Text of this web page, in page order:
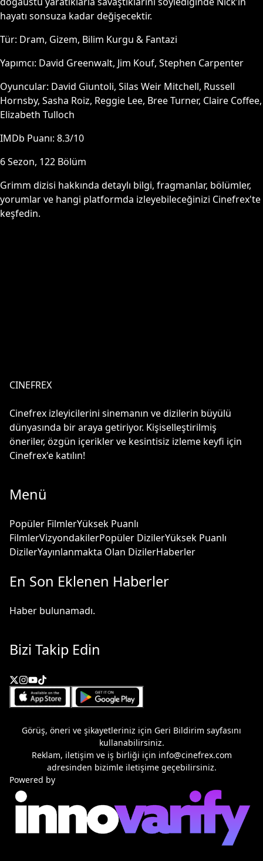
hayatı sonsuza kadar değişecektir.
Tür: Dram, Gizem, Bilim Kurgu & Fantazi
Yapımcı: David Greenwalt, Jim Kouf, Stephen Carpenter
Oyuncular: David Giuntoli, Silas Weir Mitchell, Russell
Hornsby, Sasha Roiz, Reggie Lee, Bree Turner, Claire Coffee,
Elizabeth Tulloch
IMDb Puanı: 8.3/10
6Sezon, 122 Bölüm
Grimm dizisi hakkında detaylı bilgi, fragmanlar, bölümler,
yorumlar ve hangi platformda izleyebileceğinizi Cinefrex'te
keşfedin.
CINEFREX
Cinefrex izleyicilerini sinemanın ve dizilerin büyülü
dünyasında bir araya getiriyor. Kişiselleştirilmiş
öneriler, özgün içerikler ve kesintisiz izleme keyfi için
Cinefrex'e katılın!
Menü
Popüler FilmlerYüksek Puanlı
FilmlerVizyondakilerPopüler DizilerYüksek Puanlı
DizilerYayınlanmakta Olan DizilerHaberler
En Son Eklenen Haberler
Haber bulunamadı.
Bizi Takip Edin
Görüş, öneri ve şikayetleriniz için Geri Bildirim sayfasını
kullanabilirsiniz.
Reklam, iletişim ve iş birliği için info@cinefrex.com
adresinden bizimle iletişime geçebilirsiniz.
Powered by